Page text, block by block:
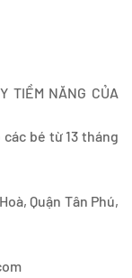
TIỀM NĂNG CỦA
các bé từ 13 tháng
Quận Tân Phú,